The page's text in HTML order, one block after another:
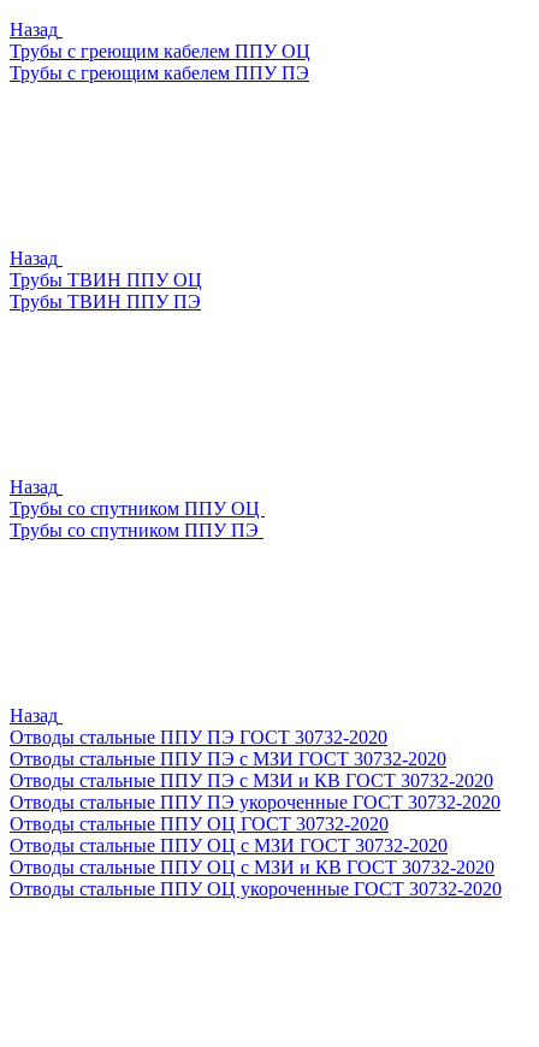
Назад
Трубы с греющим кабелем ППУ ОЦ
Трубы с греющим кабелем ППУ ПЭ
Назад
Трубы ТВИН ППУ ОЦ
Трубы ТВИН ППУ ПЭ
Назад
Трубы со спутником ППУ ОЦ
Трубы со спутником ППУ ПЭ
Назад
Отводы стальные ППУ ПЭ ГОСТ 30732-2020
Отводы стальные ППУ ПЭ с МЗИ ГОСТ 30732-2020
Отводы стальные ППУ ПЭ с МЗИ и КВ ГОСТ 30732-2020
Отводы стальные ППУ ПЭ укороченные ГОСТ 30732-2020
Отводы стальные ППУ ОЦ ГОСТ 30732-2020
Отводы стальные ППУ ОЦ с МЗИ ГОСТ 30732-2020
Отводы стальные ППУ ОЦ с МЗИ и КВ ГОСТ 30732-2020
Отводы стальные ППУ ОЦ укороченные ГОСТ 30732-2020